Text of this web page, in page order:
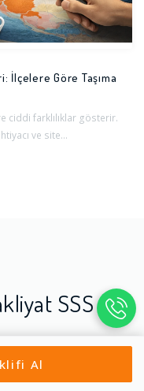
İlçelere Göre Taşıma
ciddi farklılıklar gösterir.
ve site...
SSS
sözleşme
Al